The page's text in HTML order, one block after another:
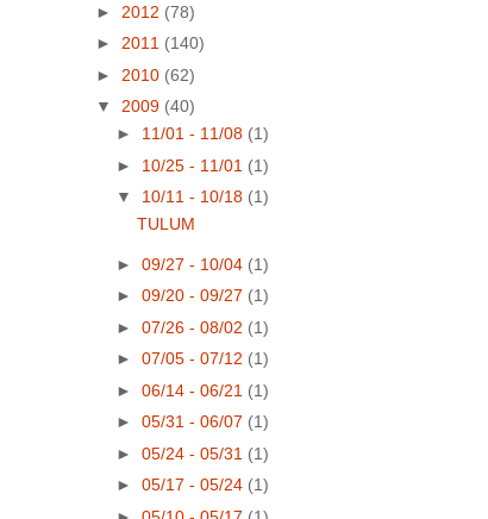
► 2012 (78)
► 2011 (140)
► 2010 (62)
▼ 2009 (40)
► 11/01 - 11/08 (1)
► 10/25 - 11/01 (1)
▼ 10/11 - 10/18 (1)
TULUM
► 09/27 - 10/04 (1)
► 09/20 - 09/27 (1)
► 07/26 - 08/02 (1)
► 07/05 - 07/12 (1)
► 06/14 - 06/21 (1)
► 05/31 - 06/07 (1)
► 05/24 - 05/31 (1)
► 05/17 - 05/24 (1)